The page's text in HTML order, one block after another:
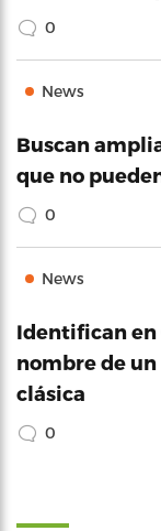
0
News
Buscan
que no
0
News
Identifican en
nombre de
clásica
0